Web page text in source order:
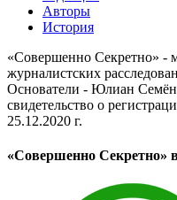
Авторы
История
«Совершенно Секретно» -
журналистских
Основатели - Юлиан
свидетельство о
25.12.2020 г.
«Совершенно Секретно»